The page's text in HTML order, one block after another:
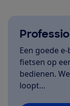
Een goede
fietsen op
bedienen.
loopt…